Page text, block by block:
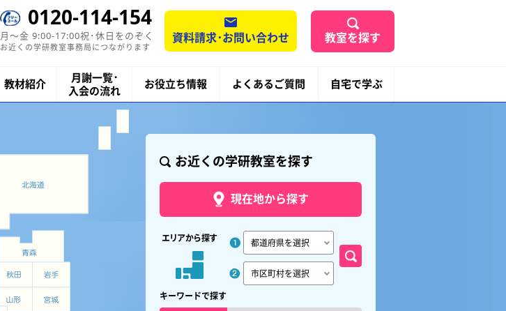
0120-114-154
月〜金 9:00-17:00祝･休日をのぞく
お近くの学研教室事務局につながります
資料請求･お問い合わせ 教室を探す
教材紹介
月謝一覧･
入会の流れ
お役立ち情報 よくあるご質問 自宅で学ぶ
お近くの学研教室を探す
現在地から探す
エリアから探す
キーワードで探す